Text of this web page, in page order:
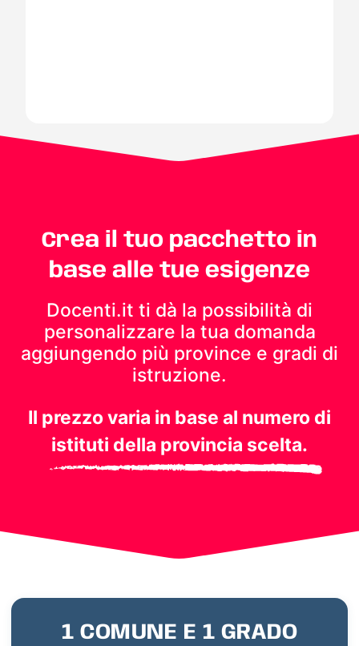
Crea il tuo pacchetto in
base alle tue esigenze
Docenti.it ti dà la possibilità di
personalizzare la tua domanda
aggiungendo più province e gradi di
istruzione.
Il prezzo varia in base al numero di
istituti della provincia scelta.
1 COMUNE E 1 GRADO